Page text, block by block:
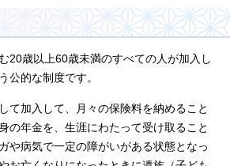
20歳以上60歳未満のすべての人が加入し
公的な制度です。
て加入して、月々の保険料を納めること
の年金を、生涯にわたって受け取ること
や病気で一定の障がいがある状態となっ